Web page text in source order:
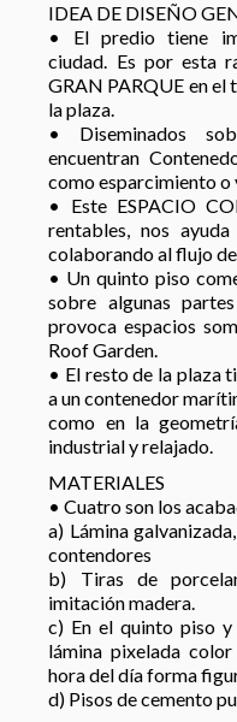
IDEA DE DISEÑO
• El predio tiene
ciudad. Es por esta
GRAN PARQUE en el
la plaza.
• Diseminados
encuentran
como esparcimiento o
• Este ESPACIO
rentables, nos
colaborando al flujo
• Un quinto piso
sobre algunas
provoca espacios
Roof Garden.
• El resto de la plaza
a un contenedor
como en la
industrial y relajado.
MATERIALES
• Cuatro son los
a) Lámina
contendores
b) Tiras de
imitación madera.
c) En el quinto piso y
lámina pixelada
hora del día forma
d) Pisos de cemento